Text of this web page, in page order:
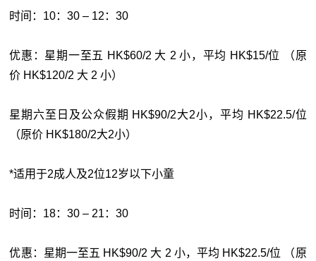
时间：10：30 – 12：30
优惠：星期一至五 HK$60/2 大 2 小，平均 HK$15/位 （原
价 HK$120/2 大 2 小）
星期六至日及公众假期 HK$90/2大2小，平均 HK$22.5/位
（原价 HK$180/2大2小）
*适用于2成人及2位12岁以下小童
时间：18：30 – 21：30
优惠：星期一至五 HK$90/2 大 2 小，平均 HK$22.5/位 （原